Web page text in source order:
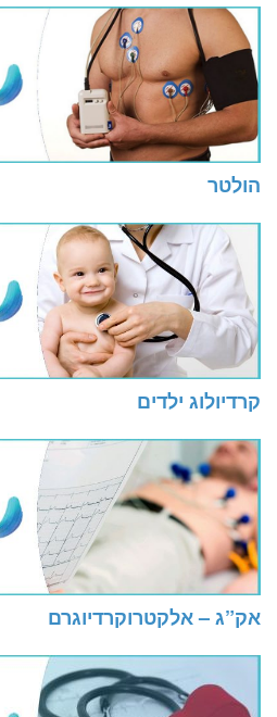
הולטר
קרדיולוג ילדים
אק”ג – אלקטרוקרדיוגרם